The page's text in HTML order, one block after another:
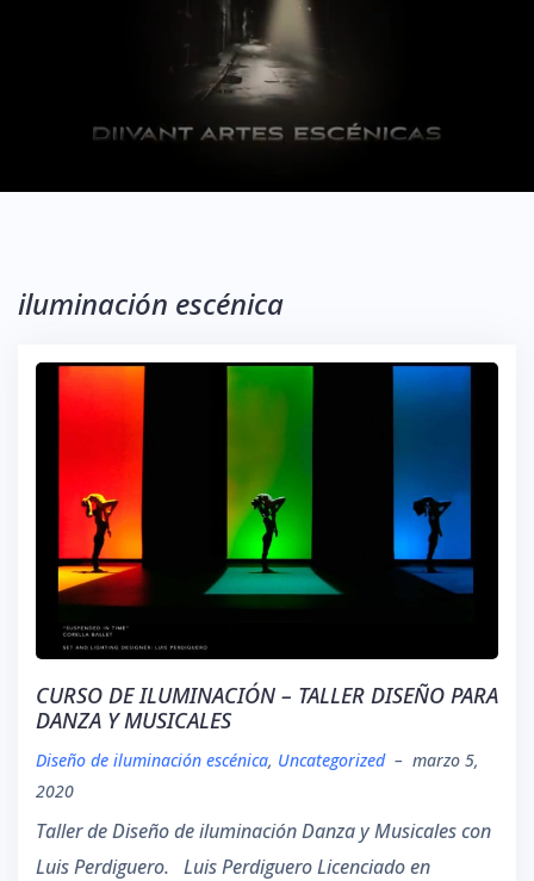
iluminación escénica
CURSO DE ILUMINACIÓN – TALLER DISEÑO PARA
DANZA Y MUSICALES
Diseño de iluminación escénica, Uncategorized – marzo 5,
2020
Taller de Diseño de iluminación Danza y Musicales con
Luis Perdiguero. Luis Perdiguero Licenciado en